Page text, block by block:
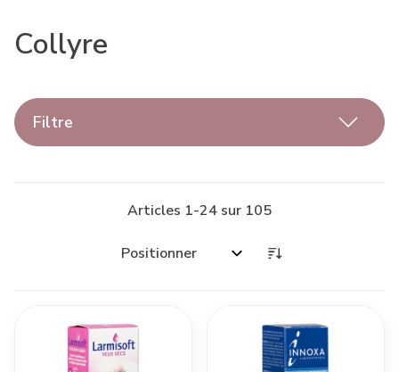
Collyre
Filtre
Articles 1-24 sur 105
Trier par: